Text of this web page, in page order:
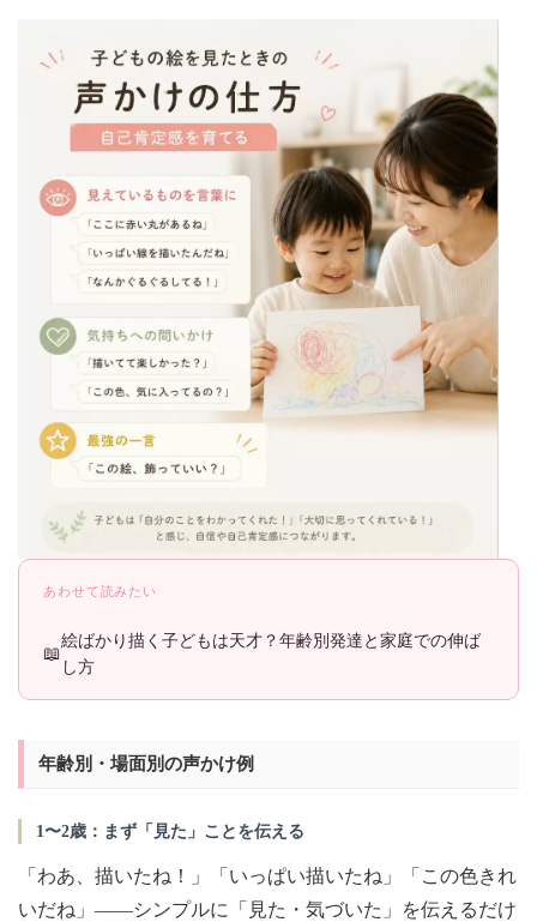
あわせて読みたい
絵ばかり描く子どもは天才？年齢別発達と家庭での伸ば
し方
年齢別・場面別の声かけ例
1〜2歳：まず「見た」ことを伝える
「わあ、描いたね！」「いっぱい描いたね」「この色きれ
いだね」——シンプルに「見た・気づいた」を伝えるだけ